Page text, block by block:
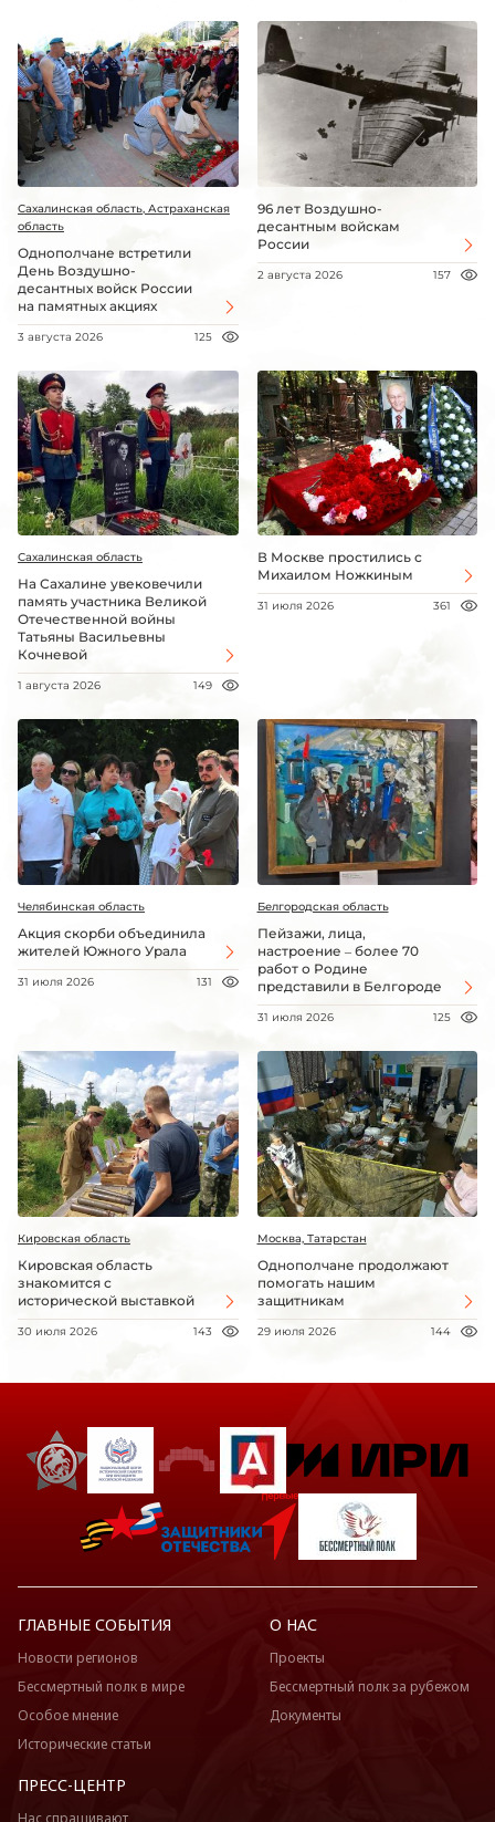
Сахалинская область, Астраханская
область
Однополчане встретили
День Воздушно-
десантных войск России
на памятных акциях
3 августа 2026 125
96 лет Воздушно-
десантным войскам
России
2 августа 2026 157
Сахалинская область
На Сахалине увековечили
память участника Великой
Отечественной войны
Татьяны Васильевны
Кочневой
1 августа 2026 149
В Москве простились с
Михаилом Ножкиным
31 июля 2026 361
Челябинская область
Акция скорби объединила
жителей Южного Урала
31 июля 2026 131
Белгородская область
Пейзажи, лица,
настроение – более 70
работ о Родине
представили в Белгороде
31 июля 2026 125
Кировская область
Кировская область
знакомится с
исторической выставкой
30 июля 2026 143
Москва, Татарстан
Однополчане продолжают
помогать нашим
защитникам
29 июля 2026 144
ГЛАВНЫЕ СОБЫТИЯ
Новости регионов
Бессмертный полк в мире
Особое мнение
Исторические статьи
О НАС
Проекты
Бессмертный полк за рубежом
Документы
ПРЕСС-ЦЕНТР
Нас спрашивают